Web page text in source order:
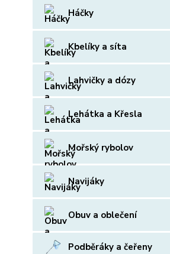
Háčky
Kbelíky a síta
Lahvičky a dózy
Lehátka a Křesla
Mořský rybolov
Navijáky
Obuv a oblečení
Podběráky a čeřeny